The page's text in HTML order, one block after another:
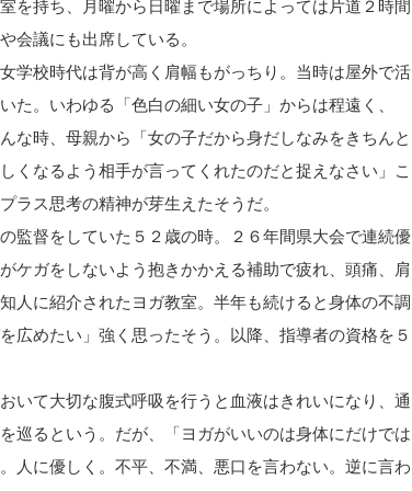
を持ち、月曜から日曜まで場所によっては片道２時間
会議にも出席している。
学校時代は背が高く肩幅もがっちり。当時は屋外で活
た。いわゆる「色白の細い女の子」からは程遠く、
な時、母親から「女の子だから身だしなみをきちんと
くなるよう相手が言ってくれたのだと捉えなさい」こ
ラス思考の精神が芽生えたそうだ。
監督をしていた５２歳の時。２６年間県大会で連続優
ケガをしないよう抱きかかえる補助で疲れ、頭痛、肩
人に紹介されたヨガ教室。半年も続けると身体の不調
広めたい」強く思ったそう。以降、指導者の資格を５
いて大切な腹式呼吸を行うと血液はきれいになり、通
巡るという。だが、「ヨガがいいのは身体にだけでは
人に優しく。不平、不満、悪口を言わない。逆に言わ